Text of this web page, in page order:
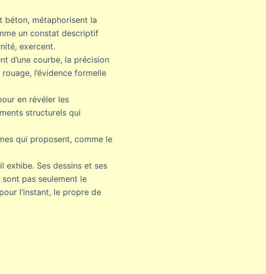
béton, métaphorisent la
un constat descriptif
exercent.
d’une courbe, la précision
l’évidence formelle
en révéler les
structurels qui
qui proposent, comme le
exhibe. Ses dessins et ses
pas seulement le
l’instant, le propre de